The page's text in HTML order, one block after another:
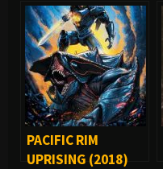
PACIFIC RIM
UPRISING (2018)